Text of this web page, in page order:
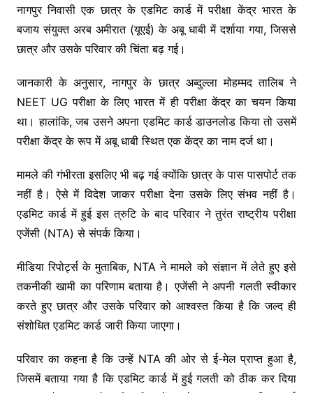
नागपुर निवासी एक छात्र के एडमिट कार्ड में परीक्षा केंद्र भारत के
बजाय संयुक्त अरब अमीरात (यूएई) के अबू धाबी में दर्शाया गया, जिससे
छात्र और उसके परिवार की चिंता बढ़ गई।
जानकारी के अनुसार, नागपुर के छात्र अब्दुल्ला मोहम्मद तालिब ने
NEET UG परीक्षा के लिए भारत में ही परीक्षा केंद्र का चयन किया
था। हालांकि, जब उसने अपना एडमिट कार्ड डाउनलोड किया तो उसमें
परीक्षा केंद्र के रूप में अबू धाबी स्थित एक केंद्र का नाम दर्ज था।
मामले की गंभीरता इसलिए भी बढ़ गई क्योंकि छात्र के पास पासपोर्ट तक
नहीं है। ऐसे में विदेश जाकर परीक्षा देना उसके लिए संभव नहीं है।
एडमिट कार्ड में हुई इस त्रुटि के बाद परिवार ने तुरंत राष्ट्रीय परीक्षा
एजेंसी (NTA) से संपर्क किया।
मीडिया रिपोर्ट्स के मुताबिक, NTA ने मामले को संज्ञान में लेते हुए इसे
तकनीकी खामी का परिणाम बताया है। एजेंसी ने अपनी गलती स्वीकार
करते हुए छात्र और उसके परिवार को आश्वस्त किया है कि जल्द ही
संशोधित एडमिट कार्ड जारी किया जाएगा।
परिवार का कहना है कि उन्हें NTA की ओर से ई-मेल प्राप्त हुआ है,
जिसमें बताया गया है कि एडमिट कार्ड में हुई गलती को ठीक कर दिया